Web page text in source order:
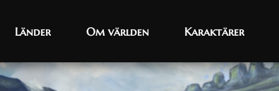
Länder
Länder Om världen
Om världen Karaktärer
Karaktärer